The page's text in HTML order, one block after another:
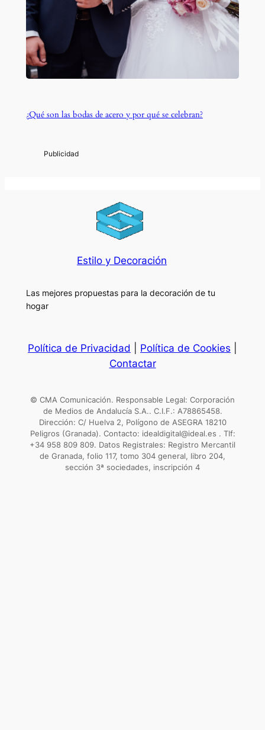
¿Qué son las bodas de acero y por qué se celebran?
Estilo y Decoración
Las mejores propuestas para la decoración de tu
hogar
Política de Privacidad Política de Cookies
Contactar
© CMA Comunicación. Responsable Legal: Corporación
de Medios de Andalucía S.A.. C.I.F.: A78865458.
Dirección: C/ Huelva 2, Polígono de ASEGRA 18210
Peligros (Granada). Contacto: idealdigital@ideal.es . Tlf:
+34 958 809 809. Datos Registrales: Registro Mercantil
de Granada, folio 117, tomo 304 general, libro 204,
sección 3ª sociedades, inscripción 4